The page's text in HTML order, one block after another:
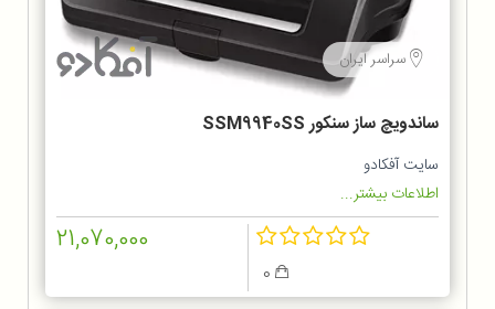
سراسر ایران
ساندویچ ساز سنکور SSM9940SS
سایت آفکادو
اطلاعات بیشتر...
21,070,000